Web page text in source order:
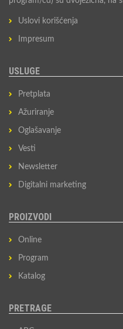
Uslovi korišćenja
Impresum
USLUGE
Pretplata
Ažuriranje
Oglašavanje
Vesti
Newsletter
Digitalni marketing
PROIZVODI
Online
Program
Katalog
PRETRAGE